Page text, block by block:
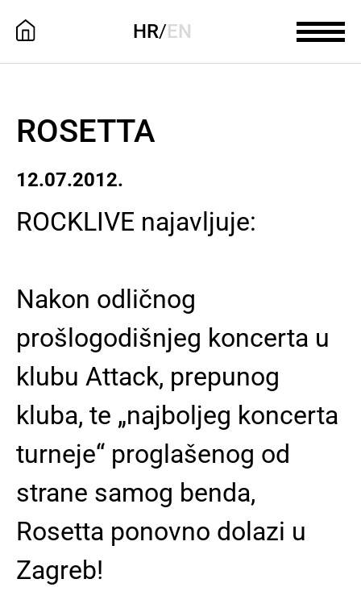
HR/EN
ROSETTA
12.07.2012.
ROCKLIVE najavljuje:
Nakon odličnog
prošlogodišnjeg koncerta u
klubu Attack, prepunog
kluba, te „najboljeg koncerta
turneje“ proglašenog od
strane samog benda,
Rosetta ponovno dolazi u
Zagreb!